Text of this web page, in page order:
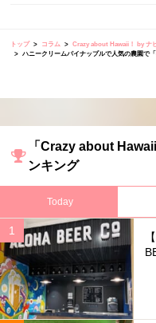
トップ コラム
Crazy about Hawaii！ by ナ
ハニークリームパイナップルで人気の農園で
「Crazy about
ンキング
Today